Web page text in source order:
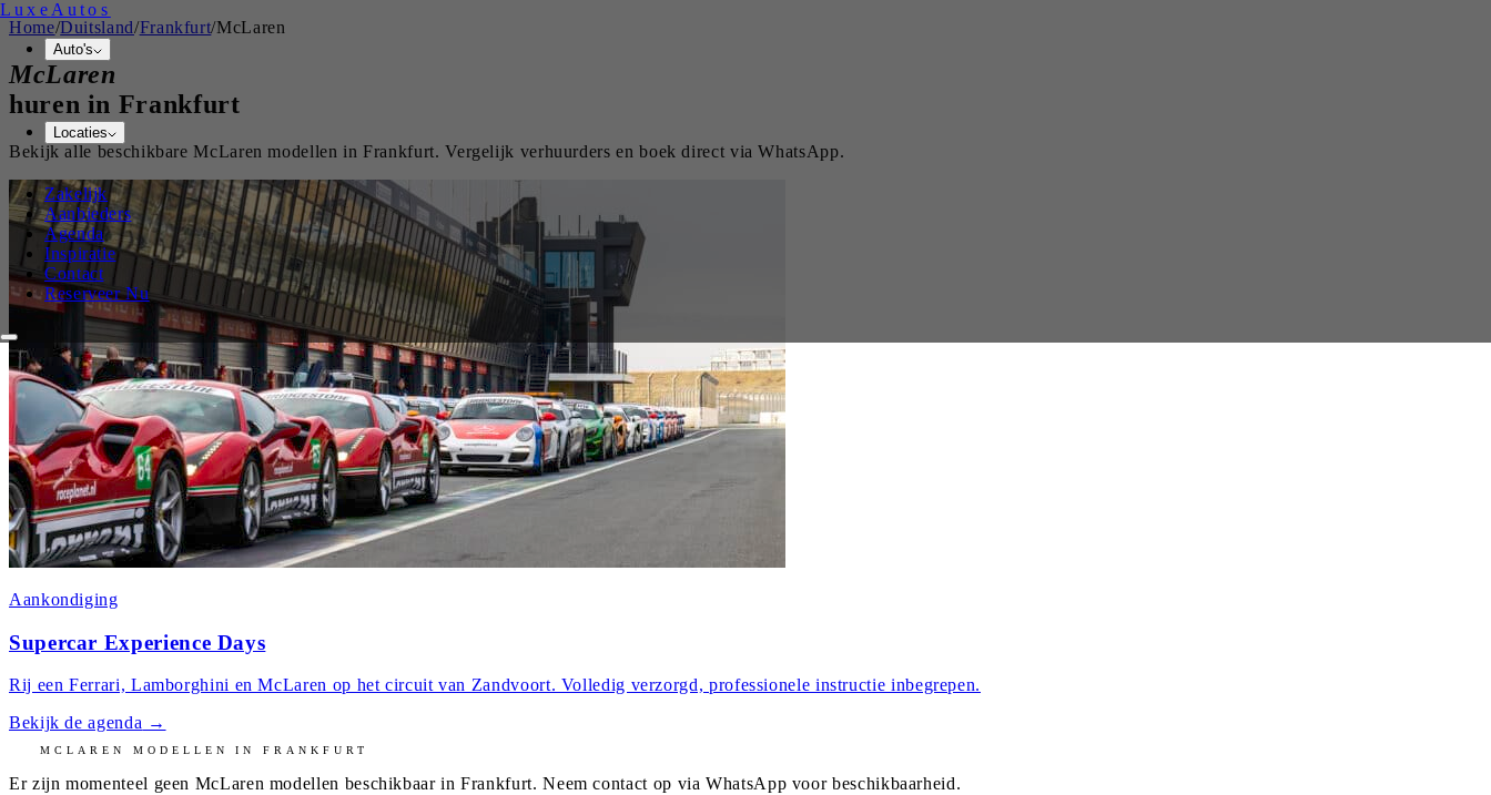
Luxe Autos
Auto's
Locaties
Zakelijk
Aanbieders
Agenda
Inspiratie
Contact
Reserveer Nu
Home/Duitsland/Frankfurt/McLaren
McLaren
huren in Frankfurt
Bekijk alle beschikbareMcLaren modellen inFrankfurt. Vergelijk verhuurders en boek direct via WhatsApp.
Aankondiging
Supercar Experience Days
Rij een Ferrari, Lamborghini en McLaren op het circuit van Zandvoort. Volledig verzorgd, professionele instructie inbegrepen.
Bekijk de agenda →
MCLAREN MODELLEN INFRANKFURT
Er zijn momenteel geen McLaren modellen beschikbaar inFrankfurt. Neem contact op via WhatsApp voor beschikbaarheid.